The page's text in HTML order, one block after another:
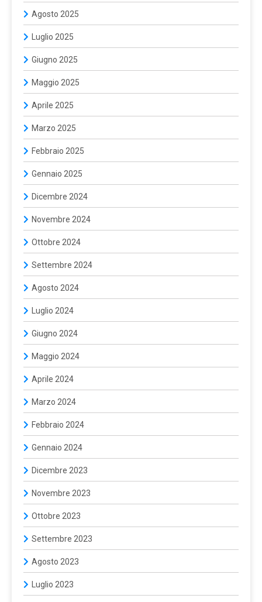
Agosto 2025
Luglio 2025
Giugno 2025
Maggio 2025
Aprile 2025
Marzo 2025
Febbraio 2025
Gennaio 2025
Dicembre 2024
Novembre 2024
Ottobre 2024
Settembre 2024
Agosto 2024
Luglio 2024
Giugno 2024
Maggio 2024
Aprile 2024
Marzo 2024
Febbraio 2024
Gennaio 2024
Dicembre 2023
Novembre 2023
Ottobre 2023
Settembre 2023
Agosto 2023
Luglio 2023